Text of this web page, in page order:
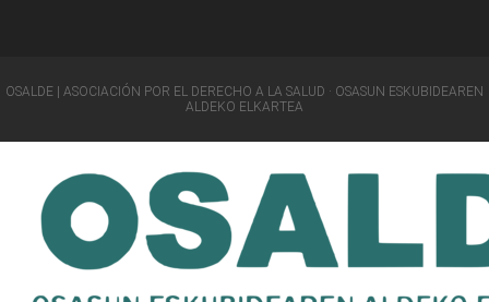
OSALDE | ASOCIACIÓN POR EL DERECHO A LA SALUD · OSASUN ESKUBIDEAREN
ALDEKO ELKARTEA